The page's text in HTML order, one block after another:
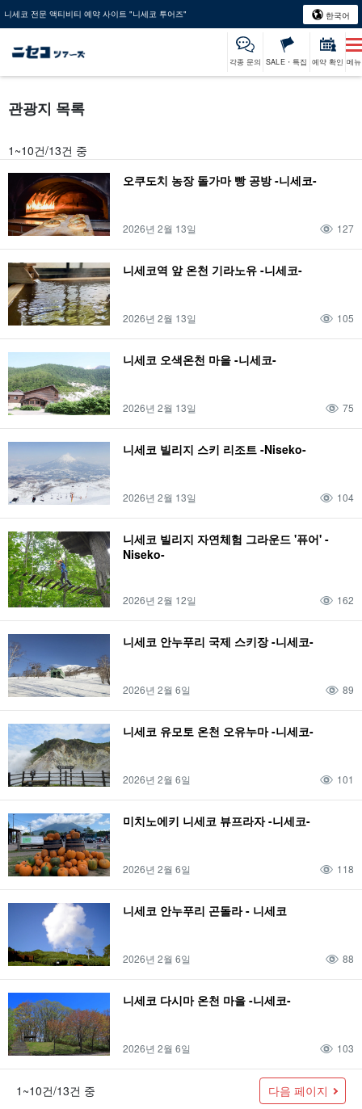
니세코 전문 액티비티 예약 사이트 "니세코 투어즈" 한국어
각종 문의 SALE・특집 예약 확인 메뉴
관광지 목록
1~10건/13건 중
오쿠도치 농장 돌가마 빵 공방 -니세코-
2026년 2월 13일 127
니세코역 앞 온천 기라노유 -니세코-
2026년 2월 13일 105
니세코 오색온천 마을 -니세코-
2026년 2월 13일 75
니세코 빌리지 스키 리조트 -Niseko-
2026년 2월 13일 104
니세코 빌리지 자연체험 그라운드 '퓨어' -
Niseko-
2026년 2월 12일 162
니세코 안누푸리 국제 스키장 -니세코-
2026년 2월 6일 89
니세코 유모토 온천 오유누마 -니세코-
2026년 2월 6일 101
미치노에키 니세코 뷰프라자 -니세코-
2026년 2월 6일 118
니세코 안누푸리 곤돌라 - 니세코
2026년 2월 6일 88
니세코 다시마 온천 마을 -니세코-
2026년 2월 6일 103
1~10건/13건 중 다음 페이지